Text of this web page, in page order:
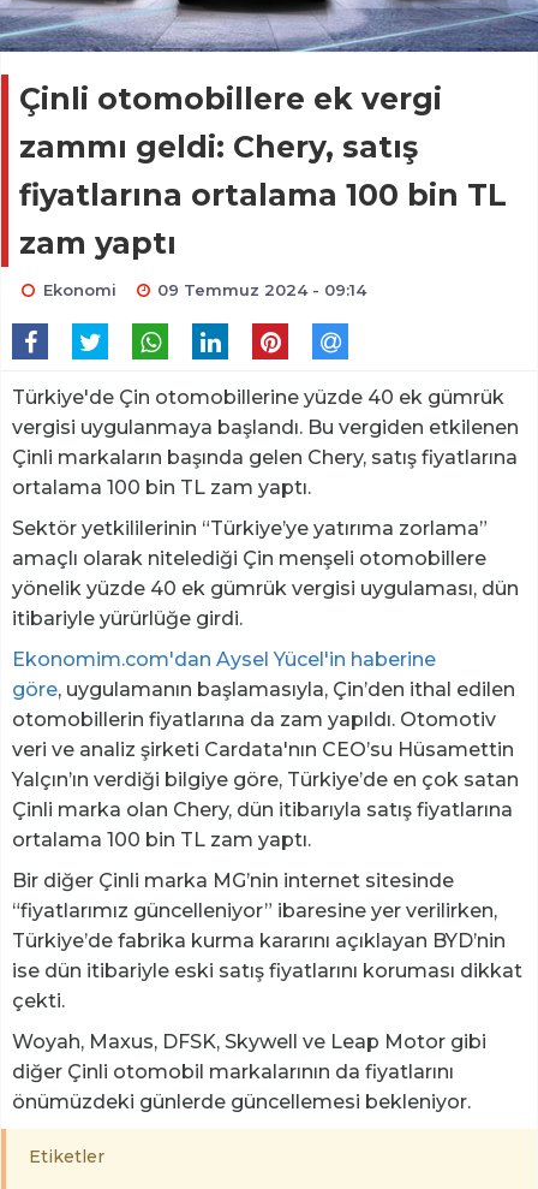
Çinli otomobillere ek vergi
zammı geldi: Chery, satış
fiyatlarına ortalama 100 bin TL
zam yaptı
Ekonomi 09 Temmuz 2024 - 09:14
Türkiye'de Çin otomobillerine yüzde 40 ek gümrük
vergisi uygulanmaya başlandı. Bu vergiden etkilenen
Çinli markaların başında gelen Chery, satış fiyatlarına
ortalama 100 bin TL zam yaptı.
Sektör yetkililerinin “Türkiye’ye yatırıma zorlama”
amaçlı olarak nitelediği Çin menşeli otomobillere
yönelik yüzde 40 ek gümrük vergisi uygulaması, dün
itibariyle yürürlüğe girdi.
Ekonomim.com'dan Aysel Yücel'in haberine
göre, uygulamanın başlamasıyla, Çin’den ithal edilen
otomobillerin fiyatlarına da zam yapıldı. Otomotiv
veri ve analiz şirketi Cardata'nın CEO’su Hüsamettin
Yalçın’ın verdiği bilgiye göre, Türkiye’de en çok satan
Çinli marka olan Chery, dün itibarıyla satış fiyatlarına
ortalama 100 bin TL zam yaptı.
Bir diğer Çinli marka MG’nin internet sitesinde
“fiyatlarımız güncelleniyor” ibaresine yer verilirken,
Türkiye’de fabrika kurma kararını açıklayan BYD’nin
ise dün itibariyle eski satış fiyatlarını koruması dikkat
çekti.
Woyah, Maxus, DFSK, Skywell ve Leap Motor gibi
diğer Çinli otomobil markalarının da fiyatlarını
önümüzdeki günlerde güncellemesi bekleniyor.
Etiketler